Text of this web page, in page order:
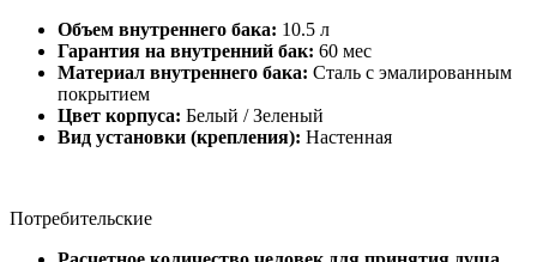
Объем внутреннего бака: 10.5 л
Гарантия на внутренний бак: 60 мес
Материал внутреннего бака: Сталь с эмалированным
покрытием
Цвет корпуса: Белый / Зеленый
Вид установки (крепления): Настенная
Потребительские